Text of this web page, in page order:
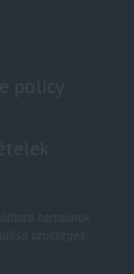
szükséges.